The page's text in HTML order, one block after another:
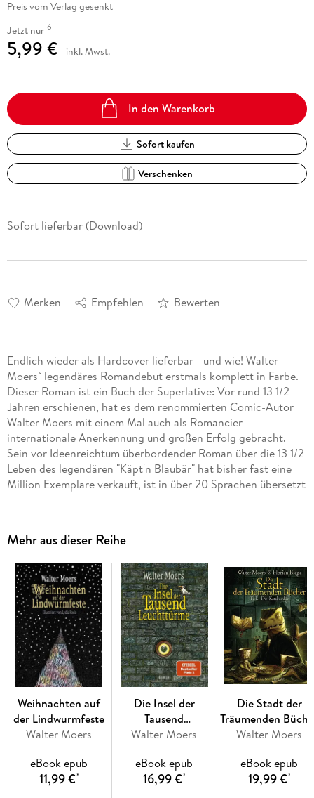
Preis vom Verlag gesenkt
Jetzt nur 6
5,99 € inkl. Mwst.
In den Warenkorb
Sofort kaufen
Verschenken
Sofort lieferbar (Download)
Merken Empfehlen Bewerten
Endlich wieder als Hardcover lieferbar - und wie! Walter
Moers` legendäres Romandebut erstmals komplett in Farbe.
Dieser Roman ist ein Buch der Superlative: Vor rund 13 1/2
Jahren erschienen, hat es dem renommierten Comic-Autor
Walter Moers mit einem Mal auch als Romancier
internationale Anerkennung und großen Erfolg gebracht.
Sein vor Ideenreichtum überbordender Roman über die 13 1/2
Leben des legendären "Käpt'n Blaubär" hat bisher fast eine
Million Exemplare verkauft, ist in über 20 Sprachen übersetzt
ideales Geschenk für alle Blaubär- und Moers-Fans - und
solche, die es werden wollen.
Mehr aus dieser Reihe
Weihnachten auf
der Lindwurmfeste
Walter Moers
eBook epub
11,99 €*
Die Insel der
Tausend
Leuchttürme
Walter Moers
eBook epub
16,99 €*
Die Stadt der
Träumenden
(Comic)
Walter Moers
eBook epub
19,99 €*